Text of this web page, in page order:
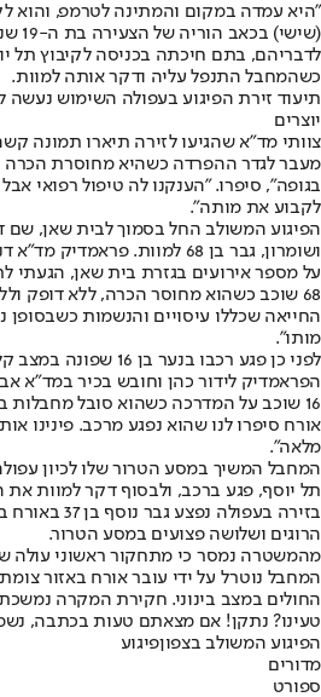
"היא עמדה במקום והמתינה לטרמפ, והוא
(שישי) בכאב הוריה של הצעירה בת ה-19 שנרצחה
לדבריהם, בתם חיכתה בכניסה לקיבוץ תל
כשהמחבל התנפל עליה ודקר אותה למוות.
יוצרים
צוותי מד"א שהגיעו לזירה תיארו תמונה
מעבר לגדר ההפרדה כשהיא מחוסרת הכרה
בגופה", סיפרו. "הענקנו לה טיפול רפואי
לקבוע את מותה".
הפיגוע המשולב החל בסמוך לבית שאן, שם
ושומרון, גבר בן 68 למוות.
על מספר אירועים בגזרת בית שאן, הגעתי
68 שוכב כשהוא מחוסר הכרה, ללא דופק
החייאה שכללו עיסויים והנשמות כשבסופן
מותו".
לפני כן פגע רכבו בנער בן 16 שפונה במצב קל לבית החולים העמק.
הפראמדיק לידור כהן וחובש בכיר במד"א
16 שוכב על המדרכה כשהוא סובל מחבלות
אורח סיפרו לנו שהוא נפגע מרכב. פינינו
מלאה".
המחבל המשיך במסע הטרור שלו לכיון
תל יוסף, פגע ברכב, ולבסוף דקר למוות את
בזירה בעפולה
הרוגים ושלושה פצועים במסע הטרור.
מהמשטרה נמסר כי מתחקור ראשוני עולה
המחבל נוטרל על ידי עובר אורח באזור
החולים במצב בינוני. חקירת המקרה
טעינו? נתקן! אם מצאתם טעות בכתבה,
הפיגוע המשולב בצפוןפיגוע
מדורים
ספורט